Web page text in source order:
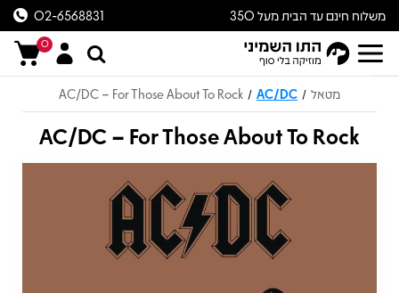
משלוח חינם עד הבית מעל 350
ש״ח
02-6568831
0
מטאל /
AC/DC
/
AC/DC – For Those About To Rock
AC/DC – For Those About To Rock